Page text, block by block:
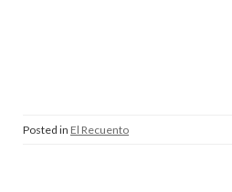
Posted in El Recuento